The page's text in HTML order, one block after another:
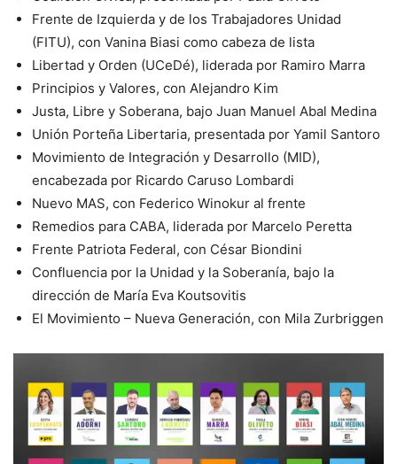
Frente de Izquierda y de los Trabajadores Unidad
(FITU), con Vanina Biasi como cabeza de lista
Libertad y Orden (UCeDé), liderada por Ramiro Marra
Principios y Valores, con Alejandro Kim
Justa, Libre y Soberana, bajo Juan Manuel Abal Medina
Unión Porteña Libertaria, presentada por Yamil Santoro
Movimiento de Integración y Desarrollo (MID),
encabezada por Ricardo Caruso Lombardi
Nuevo MAS, con Federico Winokur al frente
Remedios para CABA, liderada por Marcelo Peretta
Frente Patriota Federal, con César Biondini
Confluencia por la Unidad y la Soberanía, bajo la
dirección de María Eva Koutsovitis
El Movimiento – Nueva Generación, con Mila Zurbriggen